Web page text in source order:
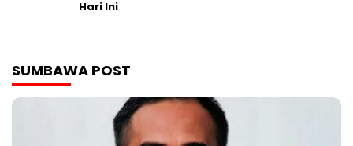
Hari Ini
SUMBAWA POST